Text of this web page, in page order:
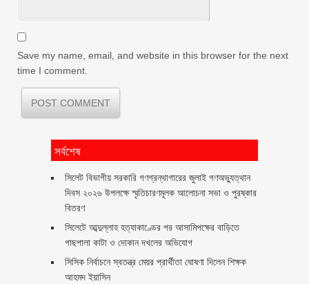
Save my name, email, and website in this browser for the next
time I comment.
সর্বশেষ
সিলেট বিভাগীয় সরকারি গণগ্রন্থাগারের জুলাই গণঅভ্যুত্থান
দিবস ২০২৬ উপলক্ষে স্মৃতিচারণমূলক আলোচনা সভা ও পুরষ্কার
বিতরণ ‎ ‎
সিলেটে আব্দুল্লাহ হত্যাকাণ্ডের পর আসামিপক্ষের বাড়িতে
গাছপালা কাটা ও দোকান দখলের অভিযোগ
সিসিক নির্বাচনে স্বতন্ত্র মেয়র প্রার্থীতা ঘোষণা দিলেন শিক্ষক
আহমদ ইয়াসিন